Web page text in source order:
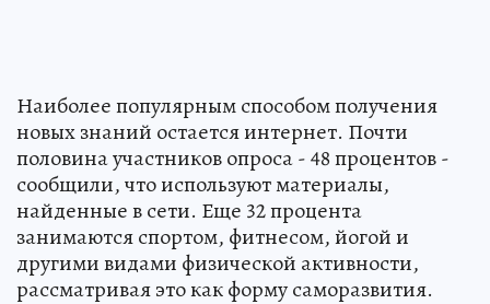
Наиболее популярным способом получения
новых знаний остается интернет. Почти
половина участников опроса - 48 процентов -
сообщили, что используют материалы,
найденные в сети. Еще 32 процента
занимаются спортом, фитнесом, йогой и
другими видами физической активности,
рассматривая это как форму саморазвития.